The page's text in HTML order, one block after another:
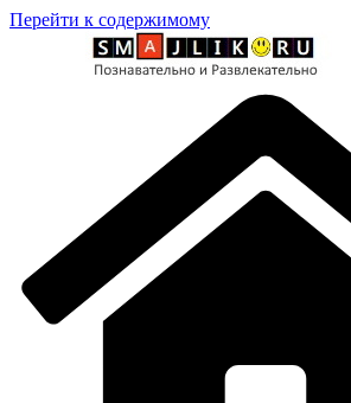
Перейти к содержимому